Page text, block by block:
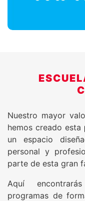
Nuestro mayor
hemos creado esta
un espacio
personal y
parte de esta gran
Aquí
programas de